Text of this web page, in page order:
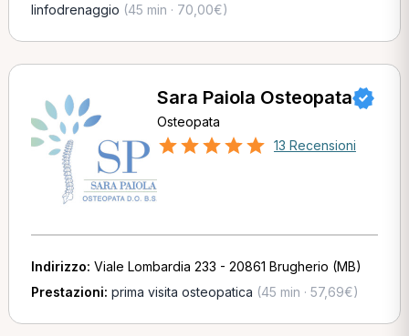
linfodrenaggio (45 min · 70,00€)
Sara Paiola Osteopata
Osteopata
13 Recensioni
Indirizzo: Viale Lombardia 233 - 20861 Brugherio (MB)
Prestazioni: prima visita osteopatica (45 min · 57,69€)